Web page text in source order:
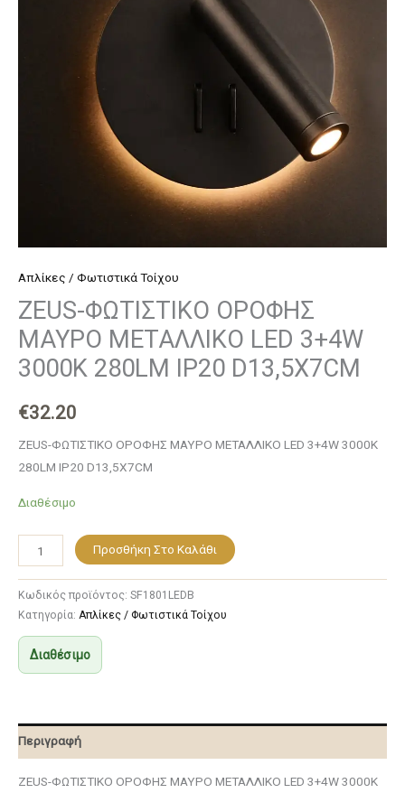
Απλίκες / Φωτιστικά Τοίχου
ZEUS-ΦΩΤΙΣΤΙΚΟ ΟΡΟΦΗΣ
ΜΑΥΡΟ ΜΕΤΑΛΛΙΚΟ LED 3+4W
3000K 280LM IP20 D13,5X7CM
€32.20
ZEUS-ΦΩΤΙΣΤΙΚΟ ΟΡΟΦΗΣ ΜΑΥΡΟ ΜΕΤΑΛΛΙΚΟ LED 3+4W 3000K
280LM IP20 D13,5X7CM
Διαθέσιμο
Προσθήκη Στο Καλάθι
Κωδικός προϊόντος: SF1801LEDB
Κατηγορία: Απλίκες / Φωτιστικά Τοίχου
Διαθέσιμο
Περιγραφή
ZEUS-ΦΩΤΙΣΤΙΚΟ ΟΡΟΦΗΣ ΜΑΥΡΟ ΜΕΤΑΛΛΙΚΟ LED 3+4W 3000K